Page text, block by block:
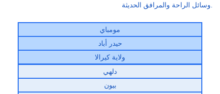
مومباي
حيدر أباد
ولاية كيرالا
دلهي
بيون